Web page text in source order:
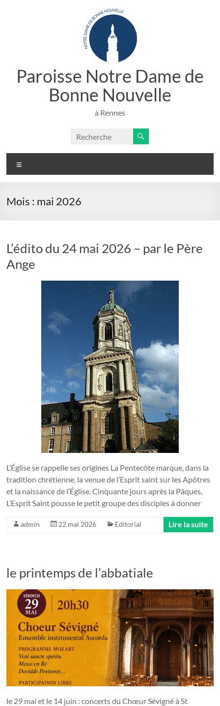
Paroisse Notre Dame de
Bonne Nouvelle
à Rennes
Mois : mai 2026
L’édito du 24 mai 2026 – par le Père
Ange
L’Église se rappelle ses origines La Pentecôte marque, dans la
tradition chrétienne, la venue de l’Esprit saint sur les Apôtres
et la naissance de l’Église. Cinquante jours après la Pâques,
L’Esprit Saint pousse le petit groupe des disciples à donner
admin 22 mai 2026 Editorial Lire la suite
le printemps de l’abbatiale
le 29 mai et le 14 juin : concerts du Chœur Sévigné à St